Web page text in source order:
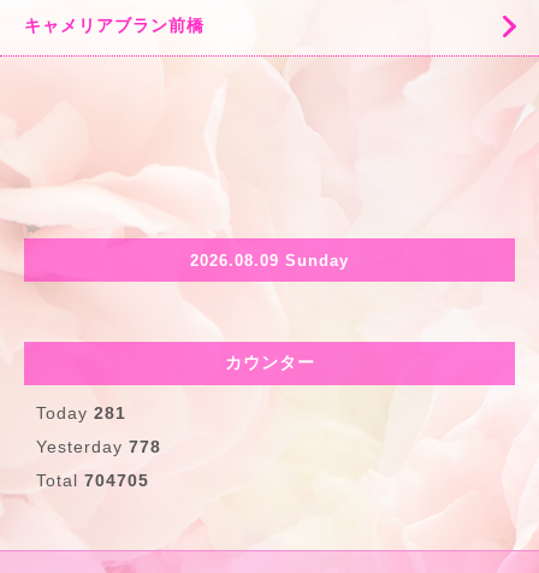
キャメリアブラン前橋
2026.08.09 Sunday
カウンター
Today 281
Yesterday 778
Total 704705